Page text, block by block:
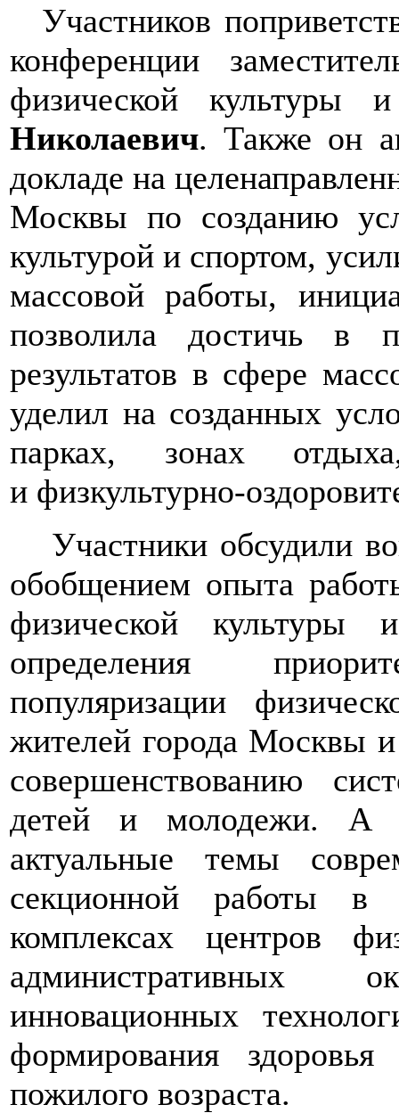
Участников
конференции
физической
Николаевич. Также он
докладе на ц
Москвы по созданию
культурой и спортом,
массовой работы,
позволила достичь в
результатов в сфере
уделил на созданных
парках, зонах
и физкультурно-
Участники обсудили
обобщением опыта
физической
определения
популяризации
жителей города Москвы
совершенствованию
детей и молодежи. А
актуальные темы с
секционной работы в
комплексах центров
административных
инновационных
формирования
пожилого возраста.